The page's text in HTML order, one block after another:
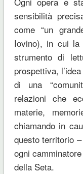
sensibilità
come “un
Iovino), in cui la
strumento di
prospettiva,
di una
relazioni che
materie,
chiamando in
questo territorio
ogni
della Seta.